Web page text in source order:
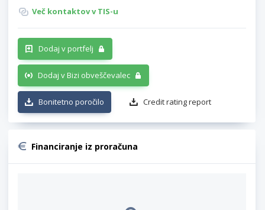
Več kontaktov v TIS-u
Dodaj v portfelj
Dodaj v Bizi obveščevalec
Bonitetno poročilo Credit rating report
Financiranje iz proračuna